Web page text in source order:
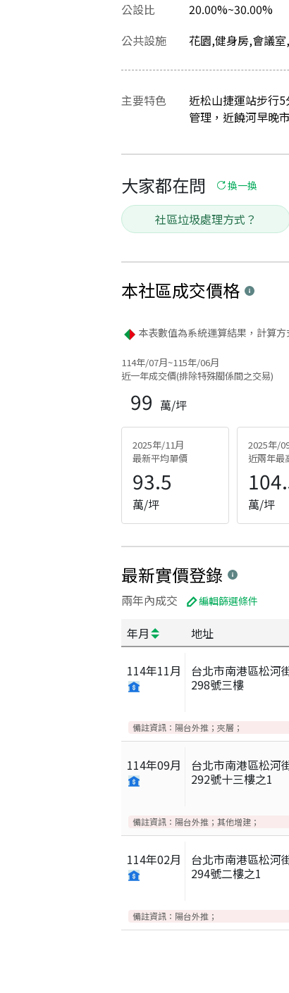
公設比
20.00%~30.00%
公共設施 花園,健身房,會議
主要特色
近松山捷運站步行
管理，近饒河早晚
大家都在問 換一換
社區垃圾處理方式？
本社區成交價格
本表數值為系統運算結果，計算
114年/07月~115年/06月
近一年成交價(排除特殊關係間之交易)
99 萬/坪
2025年/11月
最新平均單價
93.5
萬/坪
2025年/
近兩年最
萬/坪
最新實價登錄
兩年內成交 編輯篩選條件
年月 地址
114年11月
台北市南港區松河
298號三樓
備註資訊： 陽台外推；夾層；
114年09月
台北市南港區松河
292號十三樓之1
備註資訊： 陽台外推；其他增建；
114年02月
台北市南港區松河
294號二樓之1
備註資訊： 陽台外推；